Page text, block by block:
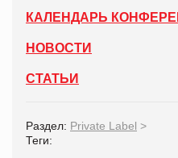
КАЛЕНДАРЬ
НОВОСТИ
СТАТЬИ
Раздел: Private Label >
Теги: